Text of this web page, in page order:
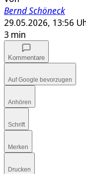
Bernd Schöneck
29.05.2026, 13:56
3 min
Kommentare
Auf Google bevorzugen
Anhören
Schrift
Merken
Drucken